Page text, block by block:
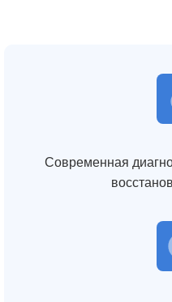
Современная